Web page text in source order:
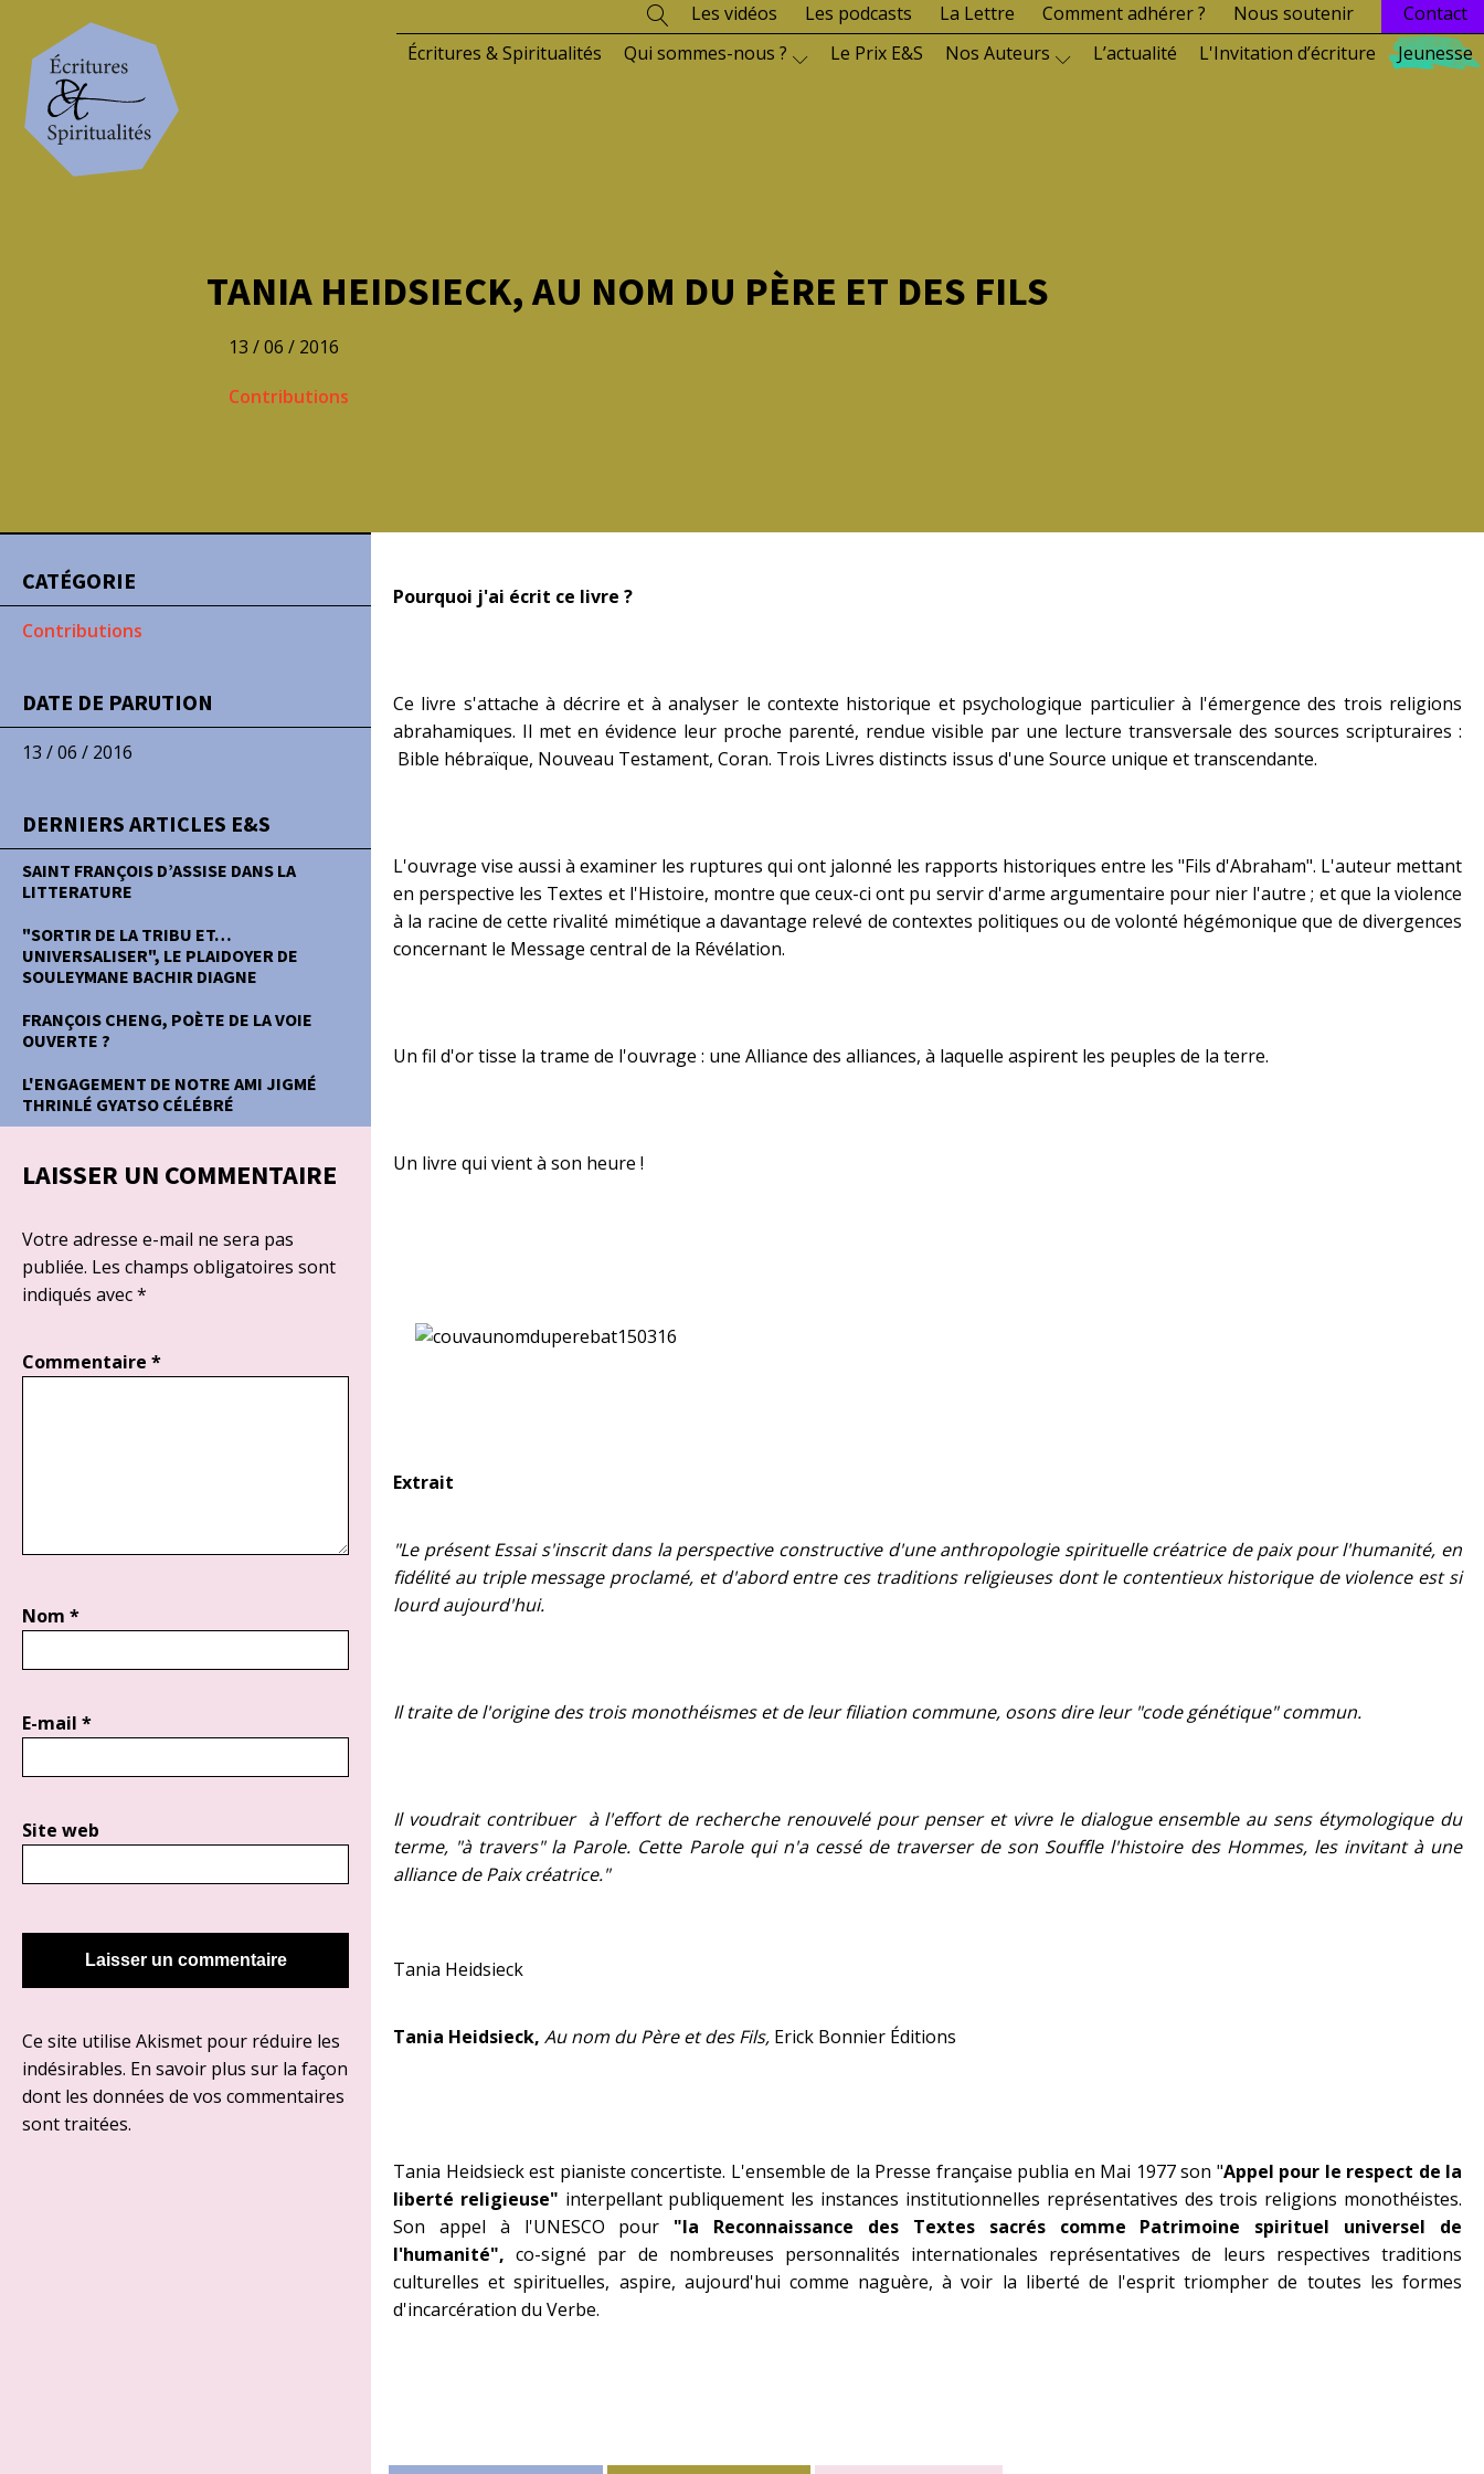
Les vidéos Les podcasts La Lettre Comment adhérer ? Nous soutenir
Contact
Écritures & Spiritualités
Qui sommes-nous ? Le Prix E&S Nos Auteurs L’actualité L'Invitation d’écriture Jeunesse
TANIA HEIDSIECK, AU NOM DU PÈRE ET DES FILS
13 / 06 / 2016
Contributions
CATÉGORIE
Contributions
DATE DE PARUTION
13 / 06 / 2016
DERNIERS ARTICLES E&S
SAINT FRANÇOIS D’ASSISE DANS LA
LITTERATURE
"SORTIR DE LA TRIBU ET…
UNIVERSALISER", LE PLAIDOYER DE
SOULEYMANE BACHIR DIAGNE
FRANÇOIS CHENG, POÈTE DE LA VOIE
OUVERTE ?
L'ENGAGEMENT DE NOTRE AMI JIGMÉ
THRINLÉ GYATSO CÉLÉBRÉ
LAISSER UN COMMENTAIRE
Votre adresse e-mail ne sera pas
publiée. Les champs obligatoires sont
indiqués avec*
Commentaire *
Nom *
E-mail *
Site web
Ce site utilise Akismet pour réduire les
indésirables. En savoir plus sur la façon
dont les données de vos commentaires
sont traitées.
Pourquoi j'ai écrit ce livre ?
Ce livre s'attache à décrire et à analyser le contexte historique et psychologique particulier à l'émergence des trois religions
abrahamiques. Il met en évidence leur proche parenté, rendue visible par une lecture transversale des sources scripturaires :
Bible hébraïque, Nouveau Testament, Coran. Trois Livres distincts issus d'une Source unique et transcendante.
L'ouvrage vise aussi à examiner les ruptures qui ont jalonné les rapports historiques entre les "Fils d'Abraham". L'auteur mettant
en perspective les Textes et l'Histoire, montre que ceux-ci ont pu servir d'arme argumentaire pour nier l'autre ; et que la violence
à la racine de cette rivalité mimétique a davantage relevé de contextes politiques ou de volonté hégémonique que de divergences
concernant le Message central de la Révélation.
Un fil d'or tisse la trame de l'ouvrage : une Alliance des alliances, à laquelle aspirent les peuples de la terre.
Un livre qui vient à son heure !
Extrait
"Le présent Essai s'inscrit dans la perspective constructive d'une anthropologie spirituelle créatrice de paix pour l'humanité, en
fidélité au triple message proclamé, et d'abord entre ces traditions religieuses dont le contentieux historique de violence est si
lourd aujourd'hui.
Il traite de l'origine des trois monothéismes et de leur filiation commune, osons dire leur "code génétique" commun.
Il voudrait contribuer à l'effort de recherche renouvelé pour penser et vivre le dialogue ensemble au sens étymologique du
terme, "à travers" la Parole. Cette Parole qui n'a cessé de traverser de son Souffle l'histoire des Hommes, les invitant à une
alliance de Paix créatrice."
Tania Heidsieck
Tania Heidsieck, Au nom du Père et des Fils, Erick Bonnier Éditions
Tania Heidsieck est pianiste concertiste. L'ensemble de la Presse française publia en Mai 1977 son "Appel pour le respect de la
liberté religieuse" interpellant publiquement les instances institutionnelles représentatives des trois religions monothéistes.
Son appel à l'UNESCO pour "la Reconnaissance des Textes sacrés comme Patrimoine spirituel universel de
l'humanité",co-signé par de nombreuses personnalités internationales représentatives de leurs respectives traditions
culturelles et spirituelles, aspire, aujourd'hui comme naguère, à voir la liberté de l'esprit triompher de toutes les formes
d'incarcération du Verbe.